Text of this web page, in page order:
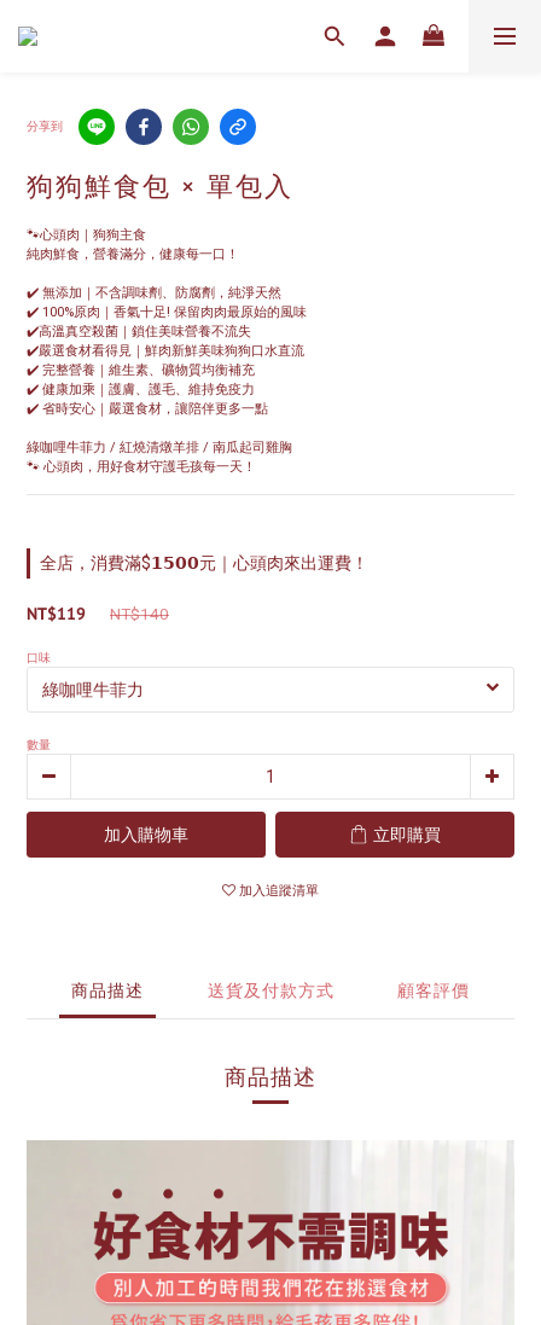
分享到
狗狗鮮食包 × 單包入
🐾心頭肉｜狗狗主食
純肉鮮食，營養滿分，健康每一口！
✔️ 無添加｜不含調味劑、防腐劑，純淨天然
✔️ 100%原肉｜香氣十足! 保留肉肉最原始的風味
✔️高溫真空殺菌｜鎖住美味營養不流失
✔️嚴選食材看得見｜鮮肉新鮮美味狗狗口水直流
✔️ 完整營養｜維生素、礦物質均衡補充
✔️ 健康加乘｜護膚、護毛、維持免疫力
✔️ 省時安心｜嚴選食材，讓陪伴更多一點
綠咖哩牛菲力 / 紅燒清燉羊排 / 南瓜起司雞胸
🐾 心頭肉，用好食材守護毛孩每一天！
全店，消費滿$𝟭𝟱𝟬𝟬元｜心頭肉來出運費！
NT$140
NT$119
口味
數量
加入購物車 立即購買
加入追蹤清單
商品描述 送貨及付款方式 顧客評價
商品描述